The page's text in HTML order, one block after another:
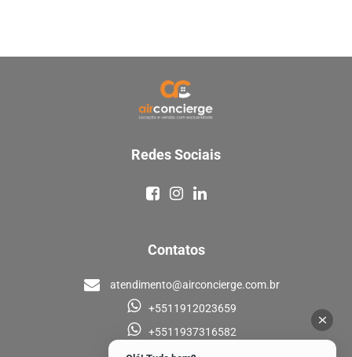
Redes Sociais
Contatos
atendimento@airconcierge.com.br
+5511912023659
+5511937316582